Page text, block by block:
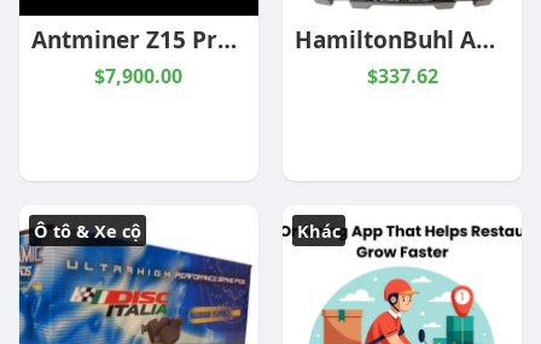
Antminer Z15 Pro 840KH/s Zcash Miner | Reliable Performance for ZEC Mining | ValueHash
$7,900.00
HamiltonBuhl ADA-Compliant Assistive Listening System
$337.62
Ô tô & Xe cộ Khác